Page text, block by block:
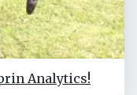
Analytics!